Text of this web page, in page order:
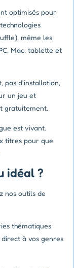
optimisés pour
même les
Mac, tablette et
pas d'installation,
un jeu et
gratuitement.
est vivant.
titres pour que
idéal ?
nos outils de
thématiques
direct à vos genres